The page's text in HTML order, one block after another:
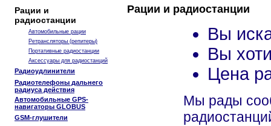
Рации и
радиостанции
Автомобильные рации
Ретрансляторы (репитеры)
Портативные радиостанции
Аксессуары для радиостанций
Радиоудлинители
Радиотелефоны дальнего
радиуса действия
Автомобильные GPS-
навигаторы GLOBUS
GSM-глушители
Рации и радиостанции
Вы
Вы
Цена
Мы рады